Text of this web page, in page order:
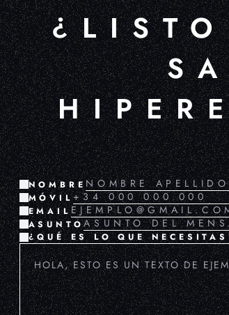
NOMBRE
MÓVIL
EMAIL
ASUNTO
¿QUÉ ES LO QUE